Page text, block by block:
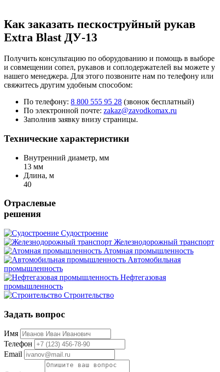
Как заказать пескоструйный рукав
Extra Blast ДУ-13
Получить консультацию по оборудованию и помощь в выборе
и совмещении сопел, рукавов и соплодержателей вы можете у
нашего менеджера. Для этого позвоните нам по телефону или
свяжитесь другим удобным способом:
По телефону: 8 800 555 95 28 (звонок бесплатный)
По электронной почте: zakaz@zavodkomax.ru
Заполнив заявку внизу страницы.
Технические характеристики
Внутренний диаметр, мм
13 мм
Длина, м
40
Отраслевые
решения
Судостроение
Железнодорожный транспорт
Атомная промышленность
Автомобильная
промышленность
Нефтегазовая
промышленность
Строительство
Задать вопрос
Имя
Телефон
Email